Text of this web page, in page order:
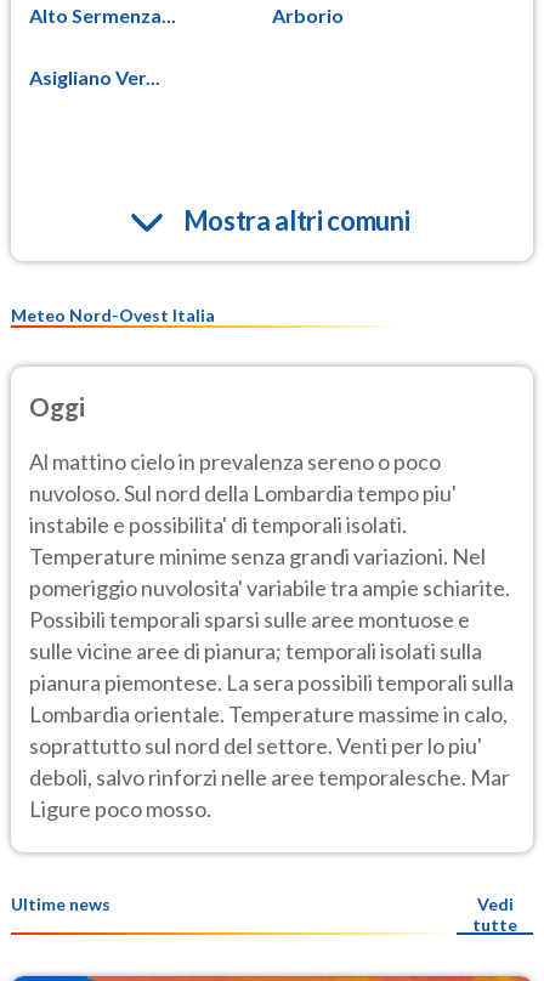
Alto Sermenza... Arborio
Asigliano Ver...
Mostra altri comuni
Meteo Nord-Ovest Italia
Oggi
Al mattino cielo in prevalenza sereno o poco
nuvoloso. Sul nord della Lombardia tempo piu'
instabile e possibilita' di temporali isolati.
Temperature minime senza grandi variazioni. Nel
pomeriggio nuvolosita' variabile tra ampie schiarite.
Possibili temporali sparsi sulle aree montuose e
sulle vicine aree di pianura; temporali isolati sulla
pianura piemontese. La sera possibili temporali sulla
Lombardia orientale. Temperature massime in calo,
soprattutto sul nord del settore. Venti per lo piu'
deboli, salvo rinforzi nelle aree temporalesche. Mar
Ligure poco mosso.
Ultime news
Vedi
tutte